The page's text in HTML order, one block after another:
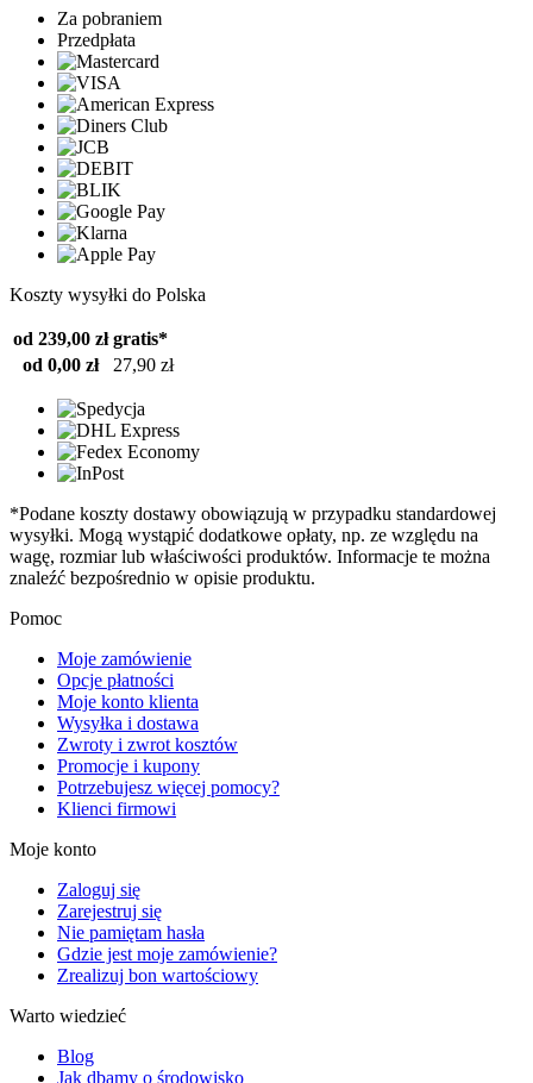
Za pobraniem
Przedpłata
Koszty wysyłki do Polska
od 239,00 zł gratis*
od 0,00 zł
27,90 zł
*Podane koszty dostawy obowiązują w przypadku standardowej
wysyłki. Mogą wystąpić dodatkowe opłaty, np. ze względu na
wagę, rozmiar lub właściwości produktów. Informacje te można
znaleźć bezpośrednio w opisie produktu.
Pomoc
Moje zamówienie
Opcje płatności
Moje konto klienta
Wysyłka i dostawa
Zwroty i zwrot kosztów
Promocje i kupony
Potrzebujesz więcej pomocy?
Klienci firmowi
Moje konto
Zaloguj się
Zarejestruj się
Nie pamiętam hasła
Gdzie jest moje zamówienie?
Zrealizuj bon wartościowy
Warto wiedzieć
Blog
Jak dbamy o środowisko